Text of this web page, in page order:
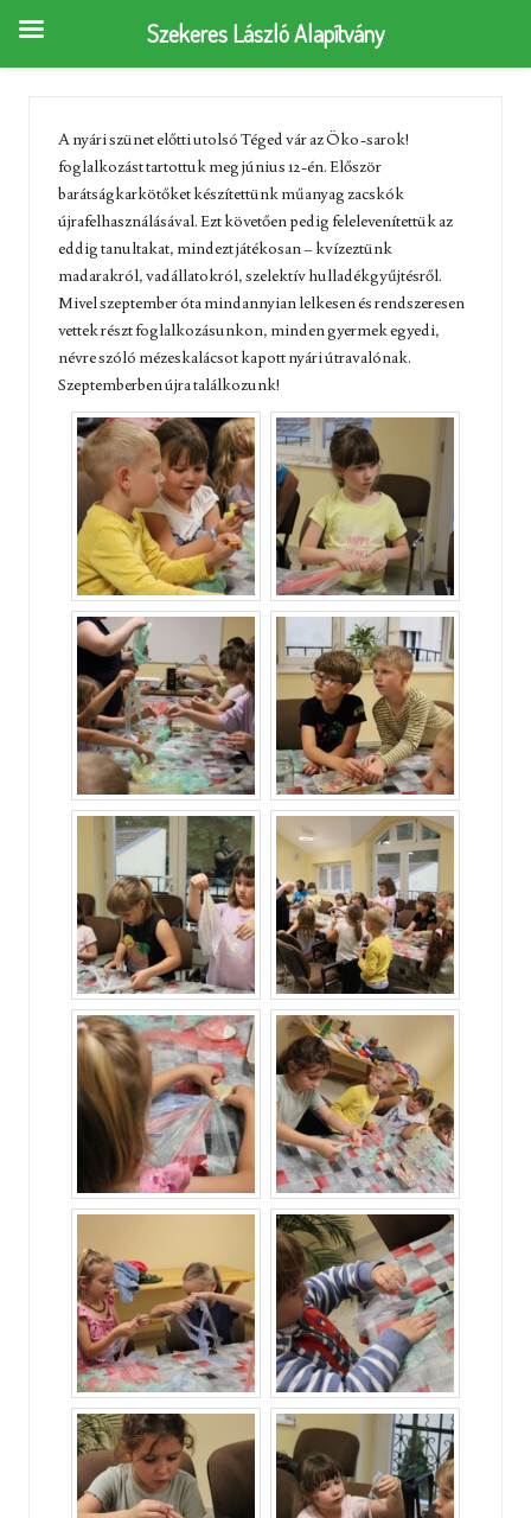
A nyári szünet előtti utolsó Téged vár az Öko-sarok!
foglalkozást tartottuk meg június 12-én. Először
barátságkarkötőket készítettünk műanyag zacskók
újrafelhasználásával. Ezt követően pedig felelevenítettük az
eddig tanultakat, mindezt játékosan – kvízeztünk
madarakról, vadállatokról, szelektív hulladékgyűjtésről.
Mivel szeptember óta mindannyian lelkesen és rendszeresen
vettek részt foglalkozásunkon, minden gyermek egyedi,
névre szóló mézeskalácsot kapott nyári útravalónak.
Szeptemberben újra találkozunk!
Szekeres László Alapítvány